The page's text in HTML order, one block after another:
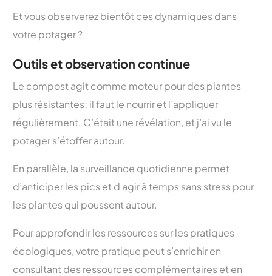
Et vous observerez bientôt ces dynamiques dans
votre potager ?
Outils et observation continue
Le compost agit comme moteur pour des plantes
plus résistantes; il faut le nourrir et l’appliquer
régulièrement. C’était une révélation, et j’ai vu le
potager s’étoffer autour.
En parallèle, la surveillance quotidienne permet
d’anticiper les pics et d agir à temps sans stress pour
les plantes qui poussent autour.
Pour approfondir les ressources sur les pratiques
écologiques, votre pratique peut s’enrichir en
consultant des ressources complémentaires et en